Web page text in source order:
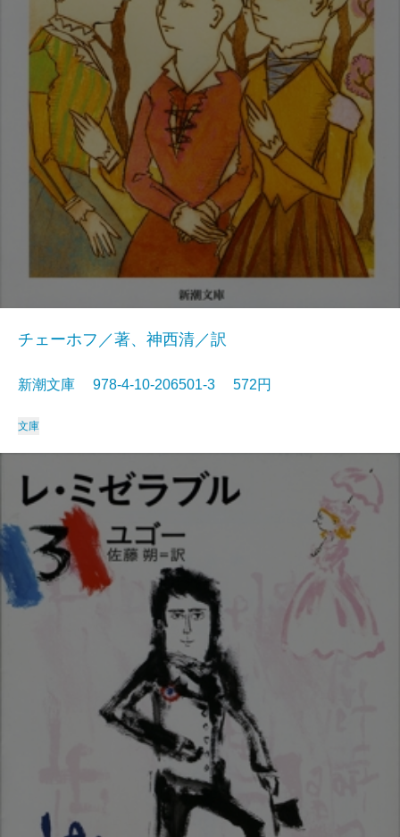
チェーホフ／著、神西清／訳
新潮文庫 978-4-10-206501-3 572円
文庫